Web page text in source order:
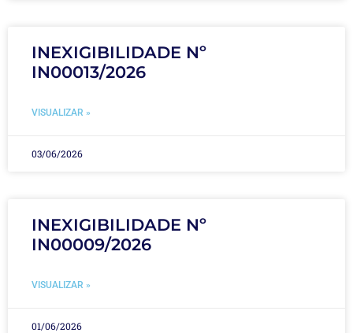
INEXIGIBILIDADE Nº
IN00013/2026
VISUALIZAR »
03/06/2026
INEXIGIBILIDADE Nº
IN00009/2026
VISUALIZAR »
01/06/2026